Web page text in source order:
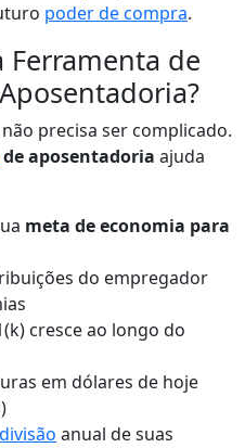
poder de compra.
Ferramenta de
precisa ser complicado.
de aposentadoria ajuda
meta de economia para
do empregador
cresce ao longo do
em dólares de hoje
divisão anual de suas